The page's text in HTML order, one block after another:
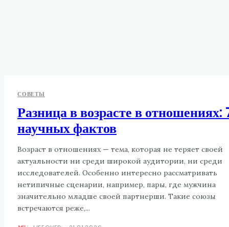
СОВЕТЫ
Разница в возрасте в отношениях:
научных фактов
Возраст в отношениях — тема, которая не теряет своей
актуальности ни среди широкой аудитории, ни среди
исследователей. Особенно интересно рассматривать
нетипичные сценарии, например, пары, где мужчина
значительно младше своей партнерши. Такие союзы
встречаются реже,...